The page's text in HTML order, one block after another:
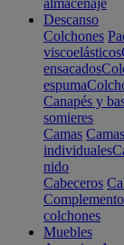
almacenaje
Descanso
Colchones
viscoelásticos
ensacados
espuma
Canapés y
somieres
Camas
individuales
nido
Cabeceros
colchones
Muebles